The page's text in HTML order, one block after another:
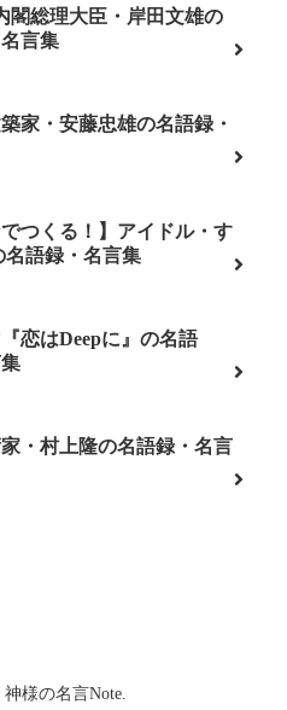
閣総理大臣・岸田文雄の
言集
家・安藤忠雄の名語録・
でつくる！】アイドル・す
名語録・名言集
恋はDeepに』の名語
・村上隆の名語録・名言
様の名言Note.